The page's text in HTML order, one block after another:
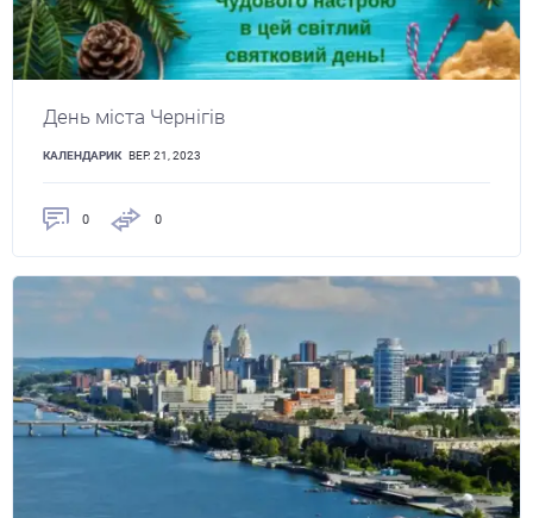
День міста Чернігів
КАЛЕНДАРИК ВЕР. 21, 2023
0 0